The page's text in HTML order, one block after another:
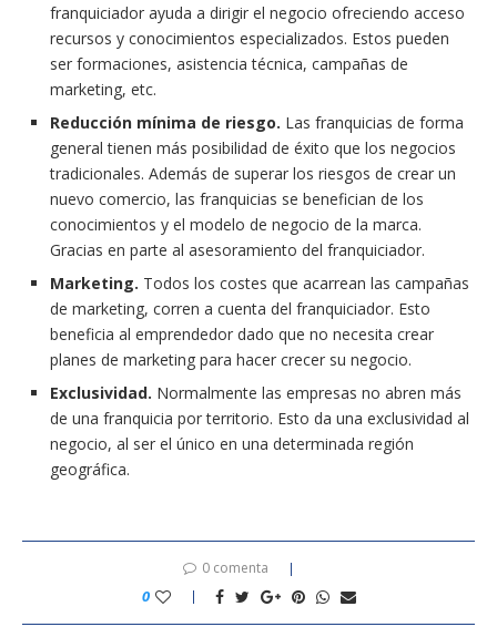
franquiciador ayuda a dirigir el negocio ofreciendo acceso
recursos y conocimientos especializados. Estos pueden
ser formaciones, asistencia técnica, campañas de
marketing, etc.
Reducción mínima de riesgo. Las franquicias de forma
general tienen más posibilidad de éxito que los negocios
tradicionales. Además de superar los riesgos de crear un
nuevo comercio, las franquicias se benefician de los
conocimientos y el modelo de negocio de la marca.
Gracias en parte al asesoramiento del franquiciador.
Marketing. Todos los costes que acarrean las campañas
de marketing, corren a cuenta del franquiciador. Esto
beneficia al emprendedor dado que no necesita crear
planes de marketing para hacer crecer su negocio.
Exclusividad. Normalmente las empresas no abren más
de una franquicia por territorio. Esto da una exclusividad al
negocio, al ser el único en una determinada región
geográfica.
0 comenta
0